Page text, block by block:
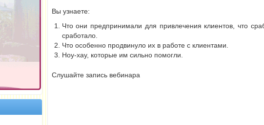
Вы узнаете:
Что они предпринимали для привлечения клиентов, что
сработало.
Что особенно продвинуло их в работе с клиентами.
Ноу-хау, которые им сильно помогли.
Слушайте запись вебинара